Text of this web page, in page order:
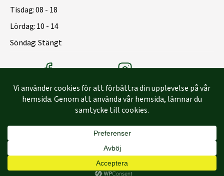
Tisdag: 08 - 18
Lördag: 10 - 14
Söndag: Stängt
Träbolagets FacebookTräbolagets instagram
Byggd med avCapace Media | Webbyrå Malmö